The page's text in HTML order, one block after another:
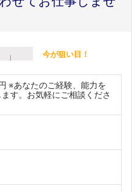
今が狙い目！
※あなたのご経験、能力を
す。お気軽にご相談くださ